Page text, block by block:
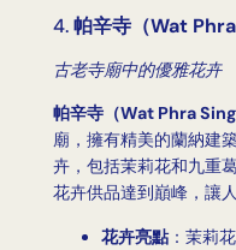
4.帕辛寺（Wat Phra
古老寺廟中的優雅花卉
帕辛寺（Wat Phra
廟，擁有精美的蘭納建
卉，包括茉莉花和九重
花卉供品達到巔峰，讓
花卉亮點：茉莉